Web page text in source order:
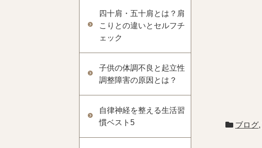
ブログ,
四十肩・五十肩とは？肩
こりとの違いとセルフチ
ェック
子供の体調不良と起立性
調整障害の原因とは？
自律神経を整える生活習
慣ベスト5